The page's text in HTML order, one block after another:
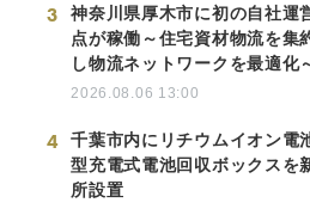
3
神奈川県厚木市に初の自社運
点が稼働～住宅資材物流を集
し物流ネットワークを最適化
2026.08.06 13:00
4
千葉市内にリチウムイオン電
型充電式電池回収ボックスを
所設置